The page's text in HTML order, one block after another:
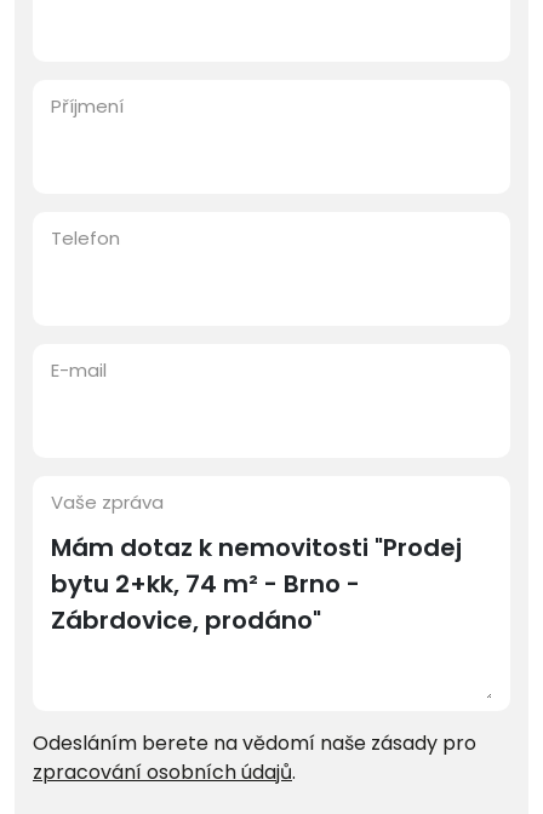
Příjmení
Telefon
E-mail
Vaše zpráva
Odesláním berete na vědomí naše zásady pro
zpracování osobních údajů.